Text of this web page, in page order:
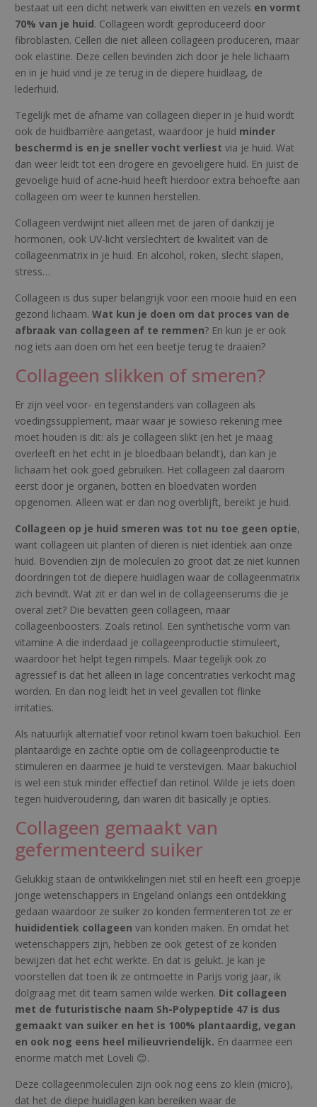
bestaat uit een dicht netwerk van eiwitten en vezels en vormt
70% van je huid. Collageen wordt geproduceerd door
fibroblasten. Cellen die niet alleen collageen produceren, maar
ook elastine. Deze cellen bevinden zich door je hele lichaam
en in je huid vind je ze terug in de diepere huidlaag, de
lederhuid.
Tegelijk met de afname van collageen dieper in je huid wordt
ook de huidbarrière aangetast, waardoor je huid minder
beschermd is en je sneller vocht verliest via je huid. Wat
dan weer leidt tot een drogere en gevoeligere huid. En juist de
gevoelige huid of acne-huid heeft hierdoor extra behoefte aan
collageen om weer te kunnen herstellen.
Collageen verdwijnt niet alleen met de jaren of dankzij je
hormonen, ook UV-licht verslechtert de kwaliteit van de
collageenmatrix in je huid. En alcohol, roken, slecht slapen,
stress…
Collageen is dus super belangrijk voor een mooie huid en een
gezond lichaam. Wat kun je doen om dat proces van de
afbraak van collageen af te remmen? En kun je er ook
nog iets aan doen om het een beetje terug te draaien?
Collageen slikken of smeren?
Er zijn veel voor- en tegenstanders van collageen als
voedingssupplement, maar waar je sowieso rekening mee
moet houden is dit: als je collageen slikt (en het je maag
overleeft en het echt in je bloedbaan belandt), dan kan je
lichaam het ook goed gebruiken. Het collageen zal daarom
eerst door je organen, botten en bloedvaten worden
opgenomen. Alleen wat er dan nog overblijft, bereikt je huid.
Collageen op je huid smeren was tot nu toe geen optie,
want collageen uit planten of dieren is niet identiek aan onze
huid. Bovendien zijn de moleculen zo groot dat ze niet kunnen
doordringen tot de diepere huidlagen waar de collageenmatrix
zich bevindt. Wat zit er dan wel in de collageenserums die je
overal ziet? Die bevatten geen collageen, maar
collageenboosters. Zoals retinol. Een synthetische vorm van
vitamine A die inderdaad je collageenproductie stimuleert,
waardoor het helpt tegen rimpels. Maar tegelijk ook zo
agressief is dat het alleen in lage concentraties verkocht mag
worden. En dan nog leidt het in veel gevallen tot flinke
irritaties.
Als natuurlijk alternatief voor retinol kwam toen bakuchiol. Een
plantaardige en zachte optie om de collageenproductie te
stimuleren en daarmee je huid te verstevigen. Maar bakuchiol
is wel een stuk minder effectief dan retinol. Wilde je iets doen
tegen huidveroudering, dan waren dit basically je opties.
Collageen gemaakt van
gefermenteerd suiker
Gelukkig staan de ontwikkelingen niet stil en heeft een groepje
jonge wetenschappers in Engeland onlangs een ontdekking
gedaan waardoor ze suiker zo konden fermenteren tot ze er
huididentiek collageen van konden maken. En omdat het
wetenschappers zijn, hebben ze ook getest of ze konden
bewijzen dat het echt werkte. En dat is gelukt. Je kan je
voorstellen dat toen ik ze ontmoette in Parijs vorig jaar, ik
dolgraag met dit team samen wilde werken. Dit collageen
met de futuristische naam Sh-Polypeptide 47 is dus
gemaakt van suiker en het is 100% plantaardig, vegan
en ook nog eens heel milieuvriendelijk. En daarmee een
enorme match met Loveli 😊.
Deze collageenmoleculen zijn ook nog eens zo klein (micro),
dat het de diepe huidlagen kan bereiken waar de